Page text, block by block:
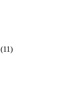
(11)